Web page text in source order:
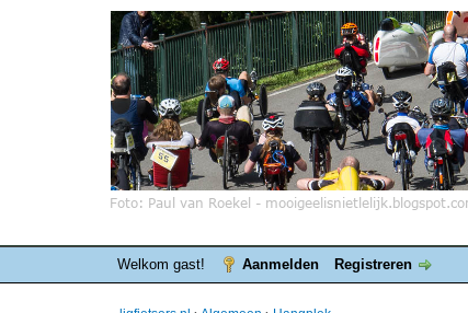
Welkom gast! Aanmelden Registreren